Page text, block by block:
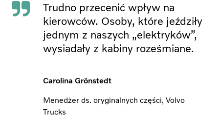
Trudno przecenić wpływ na
kierowców. Osoby, które jeździły
jednym z naszych „elektryków”,
wysiadały z kabiny roześmiane.
Carolina Grönstedt
Menedżer ds. oryginalnych części, Volvo
Trucks